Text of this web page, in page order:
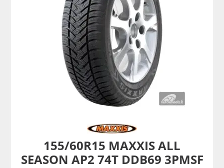
155/60R15 MAXXIS ALL
SEASON AP2 74T DDB69 3PMSF